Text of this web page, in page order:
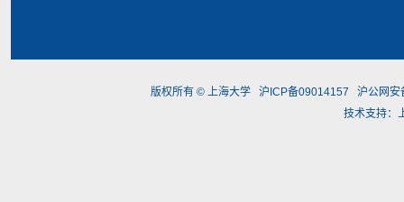
版权所有 © 上海大学 沪ICP备09014157
沪公网
技术支持：